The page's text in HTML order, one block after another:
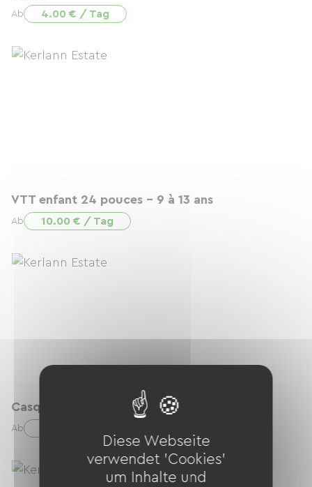
Ab 4.00 € / Tag
VTT enfant 24 pouces - 9 à 13 ans
Ab 10.00 € / Tag
Casque enfant
Ab
Diese Webseite
verwendet 'Cookies'
um Inhalte und